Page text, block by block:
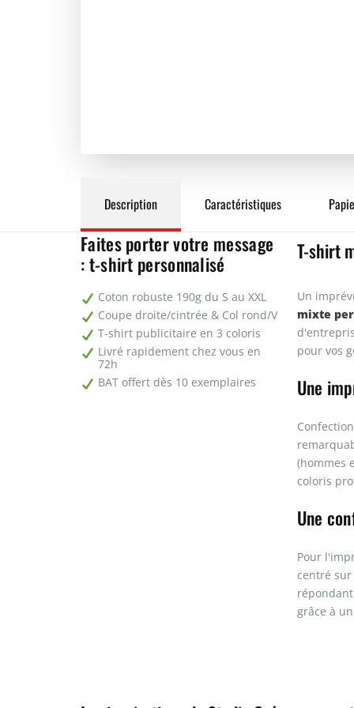
Description Caractéristiques
Faites porter votre message
: t-shirt personnalisé
Coton robuste 190g du S au XXL
Coupe droite/cintrée & Col rond/V
T-shirt publicitaire en 3 coloris
Livré rapidement chez vous en
72h
BAT offert dès 10 exemplaires
T-shirt
Un
mixte
pour vos
Une
(hommes
coloris
Une
Pour
centré
grâce à